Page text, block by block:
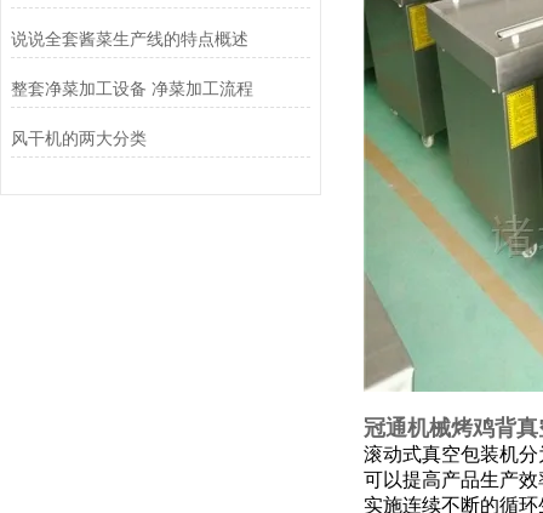
说说全套酱菜生产线的特点概述
整套净菜加工设备 净菜加工流程
风干机的两大分类
冠通机械烤鸡背
滚动式真空包装机
可以提高产品生产
实施连续不断的循